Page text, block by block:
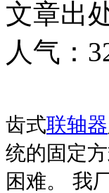
文章出
人气：
齿式联轴器
统的固定
困难。 我